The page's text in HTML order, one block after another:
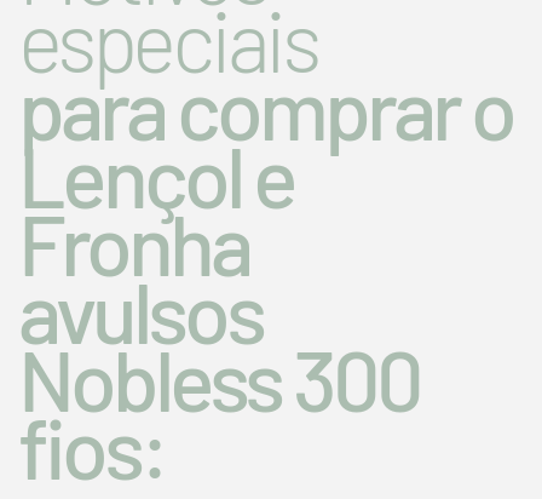
especiais
para comprar o
Lençol e
Fronha
avulsos
Nobless 300
fios: